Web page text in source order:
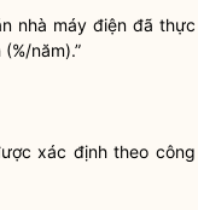
nhà máy điện đã thực
năm).”
xác định theo công